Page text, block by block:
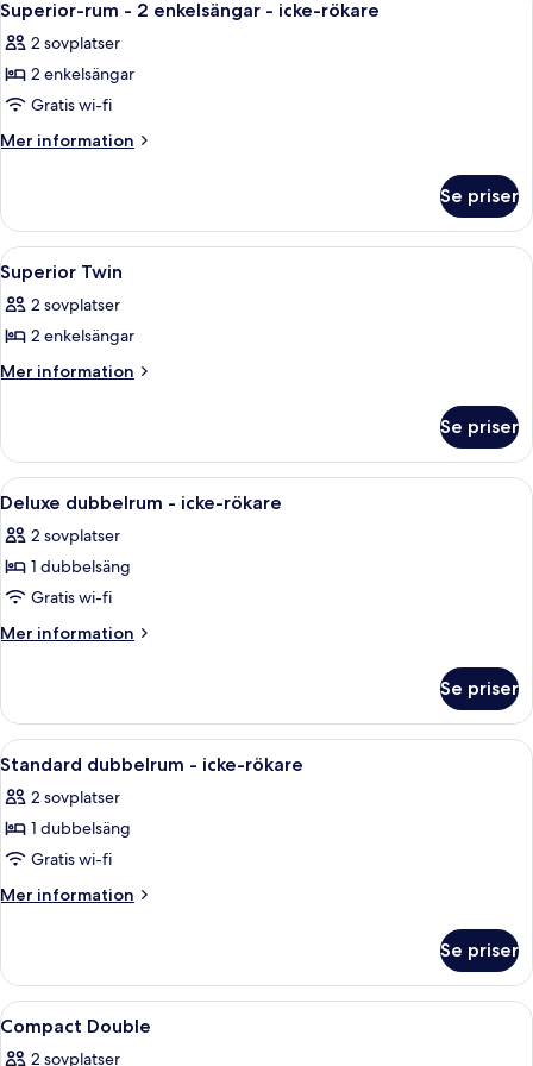
alla
foton
för
Superior-
rum
enkelsängar
icke-
rökare
15
Superior-rum - 2 enkelsängar - icke-rökare
2 sovplatser
2 enkelsängar
Gratis wi-fi
Mer information
Mer
rum
2
enkelsängar
-
icke-
Se priser
Öppna
alla
foton
för
Superior
Skrivbord, arbetsyta för laptop,
7
Superior Twin
2 sovplatser
2 enkelsängar
Mer information
Mer
Twin
Se priser
Öppna
alla
foton
för
Deluxe
dubbelrum
rökare
En vit badrock hänger på en
25
Deluxe dubbelrum - icke-rökare
2 sovplatser
1 dubbelsäng
Gratis wi-fi
Mer information
Mer
dubbelrum
icke-
Se priser
Öppna
alla
foton
för
Standard
dubbelrum
rökare
En snyggt bäddad säng med en grå
15
Standard dubbelrum - icke-rökare
2 sovplatser
1 dubbelsäng
Gratis wi-fi
Mer information
Mer
dubbelrum
icke-
rökare
Se priser
Öppna
alla
Skrivbord, arbetsyta för laptop,
5
Compact Double
2 sovplatser